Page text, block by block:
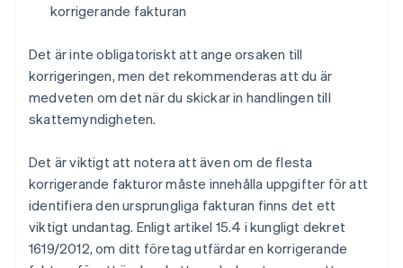
korrigerande fakturan
Det är inte obligatoriskt att ange orsaken till
korrigeringen, men det rekommenderas att du är
medveten om det när du skickar in handlingen till
skattemyndigheten.
Det är viktigt att notera att även om de flesta
korrigerande fakturor måste innehålla uppgifter för att
identifiera den ursprungliga fakturan finns det ett
viktigt undantag. Enligt artikel 15.4 i kungligt dekret
1619/2012, om ditt företag utfärdar en korrigerande